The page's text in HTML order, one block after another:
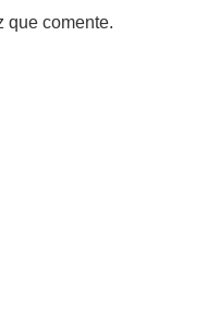
que comente.